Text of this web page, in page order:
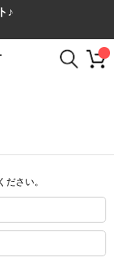
♪
さい。